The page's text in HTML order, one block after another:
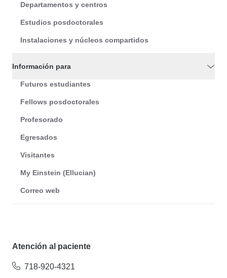
Departamentos y centros
Estudios posdoctorales
Instalaciones y núcleos compartidos
Información para
Futuros estudiantes
Fellows posdoctorales
Profesorado
Egresados
Visitantes
My Einstein (Ellucian)
Correo web
Atención al paciente
718-920-4321